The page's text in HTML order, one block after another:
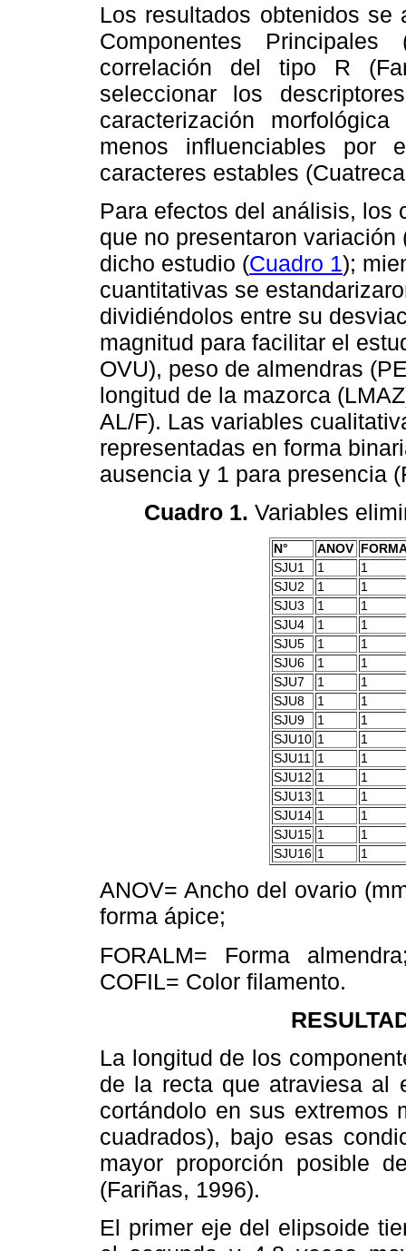
Los resultados obtenidos
Componentes
correlación del tipo R
seleccionar los
caracterización
menos influenciables por
caracteres estables
Para efectos del análisis, los
que no presentaron
dicho estudio (Cuadro 1);
cuantitativas se
dividiéndolos entre su
magnitud para facilitar el
OVU), peso de almendras
longitud de la mazorca
AL/F). Las variables
representadas en forma
ausencia y 1 para presencia
Cuadro 1. Variables
N° ANOV
SJU1
1
1
SJU2
1
1
SJU3
1
1
SJU4
1
1
SJU5
1
1
SJU6
1
1
SJU7
1
1
SJU8
1
1
SJU9
1
1
SJU10 1
1
SJU11 1
1
SJU12 1
1
SJU13 1
1
SJU14 1
1
SJU15 1
1
SJU16 1 1
ANOV= Ancho del ovario
forma ápice;
FORALM= Forma
COFIL= Color filamento.
La longitud de los
de la recta que atraviesa al
cortándolo en sus extremos
cuadrados), bajo esas
mayor proporción posible
(Fariñas, 1996).
El primer eje del elipsoide